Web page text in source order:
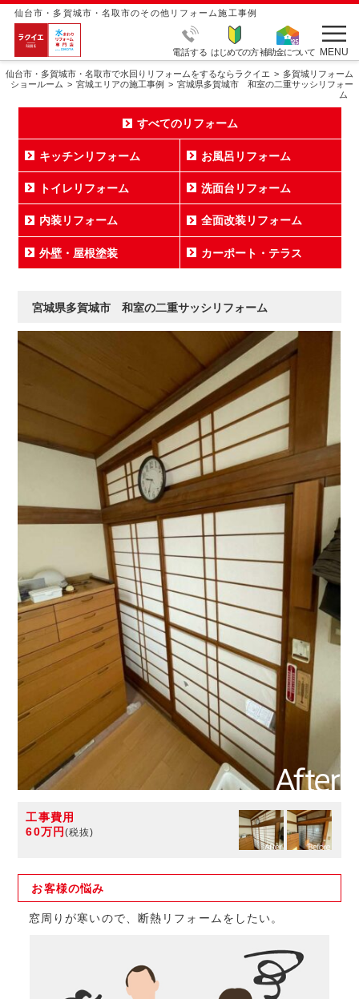
仙台市・多賀城市・名取市のその他リフォーム施工事例
電話する はじめての方補助金について MENU
仙台市・多賀城市・名取市で水回りリフォームをするならラクイエ
多賀城リフォーム
ショールーム
宮城エリアの施工事例
宮城県多賀城市 和室の二重サッシリフォー
ム
すべてのリフォーム
キッチンリフォーム お風呂リフォーム
トイレリフォーム 洗面台リフォーム
内装リフォーム 全面改装リフォーム
外壁・屋根塗装 カーポート・テラス
宮城県多賀城市 和室の二重サッシリフォーム
工事費用
60万円 (税抜)
お客様の悩み
窓周りが寒いので、断熱リフォームをしたい。